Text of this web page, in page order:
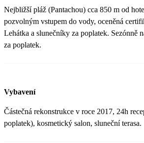
Nejbližší pláž (Pantachou) cca 850 m od
pozvolným vstupem do vody, oceněná
Lehátka a slunečníky za poplatek. Sezónně
za poplatek.
Vybavení
Částečná rekonstrukce v roce 2017, 24h
poplatek), kosmetický salon, sluneční terasa.